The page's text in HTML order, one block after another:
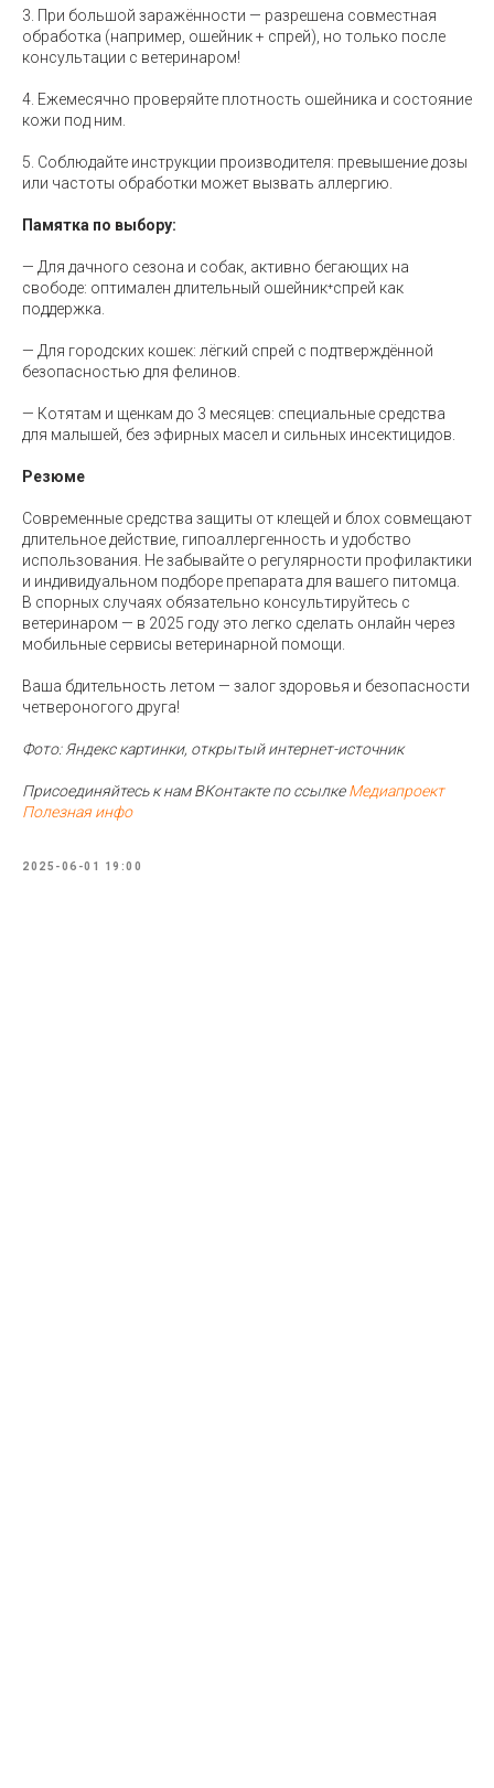
3. При большой заражённости — разрешена совместная
обработка (например, ошейник + спрей), но только после
консультации с ветеринаром!
4. Ежемесячно проверяйте плотность ошейника и состояние
кожи под ним.
5. Соблюдайте инструкции производителя: превышение дозы
или частоты обработки может вызвать аллергию.
Памятка по выбору:
— Для дачного сезона и собак, активно бегающих на
свободе: оптимален длительный ошейник⁺спрей как
поддержка.
— Для городских кошек: лёгкий спрей с подтверждённой
безопасностью для фелинов.
— Котятам и щенкам до 3 месяцев: специальные средства
для малышей, без эфирных масел и сильных инсектицидов.
Резюме
Современные средства защиты от клещей и блох совмещают
длительное действие, гипоаллергенность и удобство
использования. Не забывайте о регулярности профилактики
и индивидуальном подборе препарата для вашего питомца.
В спорных случаях обязательно консультируйтесь с
ветеринаром — в 2025 году это легко сделать онлайн через
мобильные сервисы ветеринарной помощи.
Ваша бдительность летом — залог здоровья и безопасности
четвероногого друга!
Фото: Яндекс картинки, открытый интернет-источник
Присоединяйтесь к нам ВКонтакте по ссылкеМедиапроект
Полезная инфо
2025-06-01 19:00